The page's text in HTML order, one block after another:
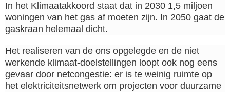
In het Klimaatakkoord staat dat in 2030 1,5 miljoen
woningen van het gas af moeten zijn. In 2050 gaat de
gaskraan helemaal dicht.
Het realiseren van de ons opgelegde en de niet
werkende klimaat-doelstellingen loopt ook nog eens
gevaar door netcongestie: er is te weinig ruimte op
het elektriciteitsnetwerk om projecten voor duurzame